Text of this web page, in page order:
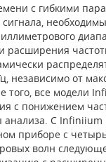
с гибкими
независимо от
все модели
с понижением
С
приборе с
волн